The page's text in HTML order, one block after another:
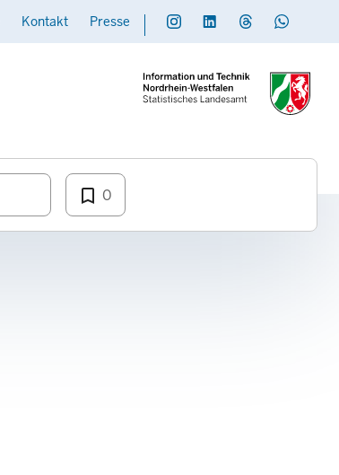
Kontakt Presse Social
bookmark_border 0